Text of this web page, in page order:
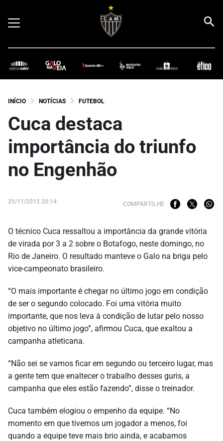
INÍCIO NOTÍCIAS FUTEBOL
Cuca destaca
importância do triunfo
no Engenhão
25/11/2012 20:14 COMPARTILHE
O técnico Cuca ressaltou a importância da grande vitória
de virada por 3 a 2 sobre o Botafogo, neste domingo, no
Rio de Janeiro. O resultado manteve o Galo na briga pelo
vice-campeonato brasileiro.
“O mais importante é chegar no último jogo em condição
de ser o segundo colocado. Foi uma vitória muito
importante, que nos leva à condição de lutar pelo nosso
objetivo no último jogo”, afirmou Cuca, que exaltou a
campanha atleticana.
“Não sei se vamos ficar em segundo ou terceiro lugar, mas
a gente tem que enaltecer o trabalho desses guris, a
campanha que eles estão fazendo”, disse o treinador.
Cuca também elogiou o empenho da equipe. “No
momento em que tivemos um jogador a menos, foi
quando a equipe teve mais brio ainda, e acabamos